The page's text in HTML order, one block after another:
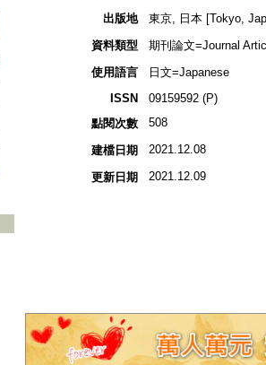
出版地
東京, 日本 [Tokyo,
資料類型
期刊論文=Journal
使用語言
日文=Japanese
ISSN
09159592 (P)
點閱次數
508
建檔日期 2021.12.08
更新日期 2021.12.09